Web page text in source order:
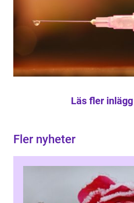
Läs fler
Fler nyheter